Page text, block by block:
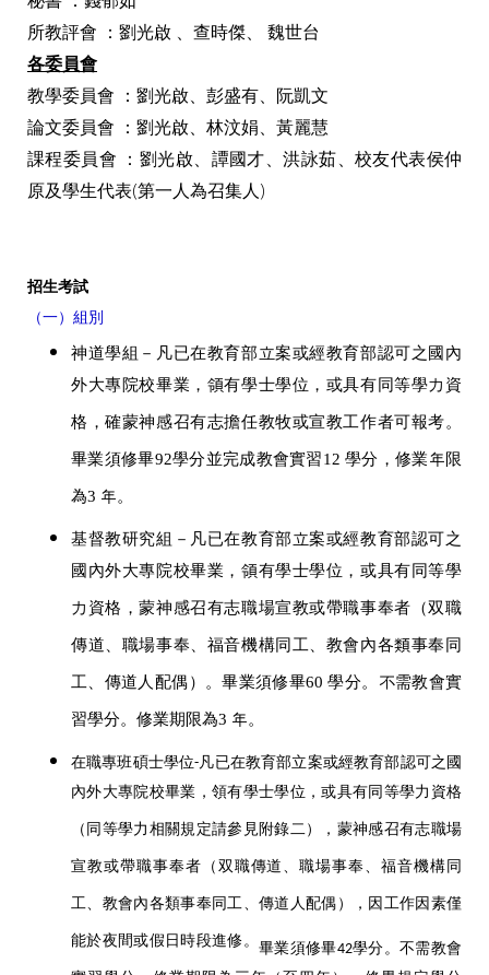
所教評會 ：劉光啟 、查時傑、 魏世台
各委員會
教學委員會 ：劉光啟、彭盛有、阮凱文
論文委員會 ：劉光啟、林汶娟、黃麗慧
課程委員會 ：劉光啟、譚國才、洪詠茹、校友代表侯仲
原及學生代表(第一人為召集人)
招生考試
（一）組別
神道學組－凡已在教育部立案或經教育部認可之國內
外大專院校畢業，領有學士學位，或具有同等學力資
格，確蒙神感召有志擔任教牧或宣教工作者可報考。
畢業須修畢92學分並完成教會實習12 學分，修業年限
為3 年。
基督教研究組－凡已在教育部立案或經教育部認可之
國內外大專院校畢業，領有學士學位，或具有同等學
力資格，蒙神感召有志職場宣教或帶職事奉者（双職
傳道、職場事奉、福音機構同工、教會內各類事奉同
工、傳道人配偶）。畢業須修畢60 學分。不需教會實
習學分。修業期限為3 年。
在職專班碩士學位-凡已在教育部立案或經教育部認可之國
內外大專院校畢業，領有學士學位，或具有同等學力資格
（同等學力相關規定請參見附錄二），蒙神感召有志職場
宣教或帶職事奉者（双職傳道、職場事奉、福音機構同
工、教會內各類事奉同工、傳道人配偶），因工作因素僅
能於夜間或假日時段進修。 畢業須修畢42學分。不需教會